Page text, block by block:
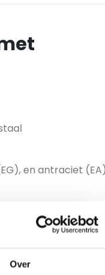
Over
en antraciet (EA)